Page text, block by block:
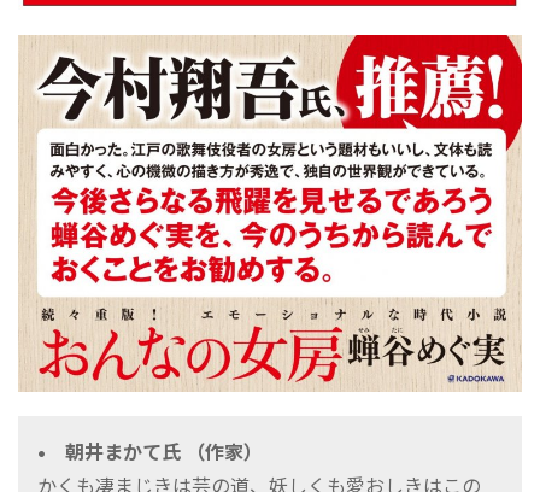
• 朝井まかて氏 （作家）
かくも凄まじきは芸の道、妖しくも愛おしきはこの